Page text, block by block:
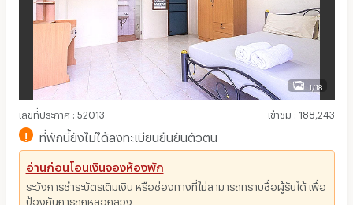
1/18
เลขที่ประกาศ : 52013 เข้าชม : 188,243
! ที่พักนี้ยังไม่ได้ลงทะเบียนยืนยันตัวตน
อ่านก่อนโอนเงินจองห้องพัก
ระวังการชำระบัตรเติมเงิน หรือช่องทางที่ไม่สามารถทราบชื่อผู้รับได้ เพื่อ
ป้องกันการถูกหลอกลวง